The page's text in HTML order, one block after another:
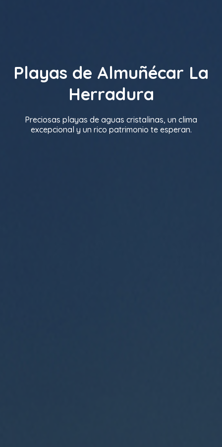
Playas de Almuñécar La
Herradura
Preciosas playas de aguas cristalinas, un clima
excepcional y un rico patrimonio te esperan.